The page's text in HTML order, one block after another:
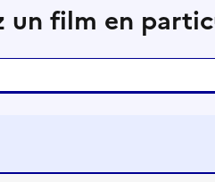
un film en